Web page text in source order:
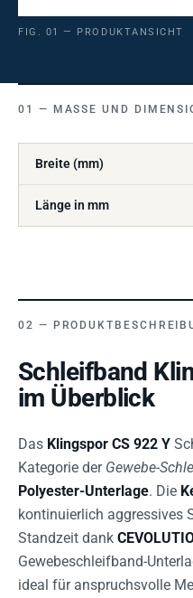
FIG. 01 — PRODUKTANSICHT
MASSE UND
Breite (mm)
Länge in mm
Schleifband
im Überblick
Das Klingspor CS 922 Y
Kategorie der Gewebe-
Polyester-Unterlage. Die
kontinuierlich aggressives
Standzeit dank
Gewebeschleifband-
ideal für anspruchsvolle